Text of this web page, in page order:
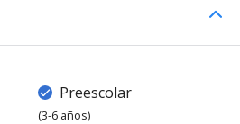
Preescolar
(3-6 años)